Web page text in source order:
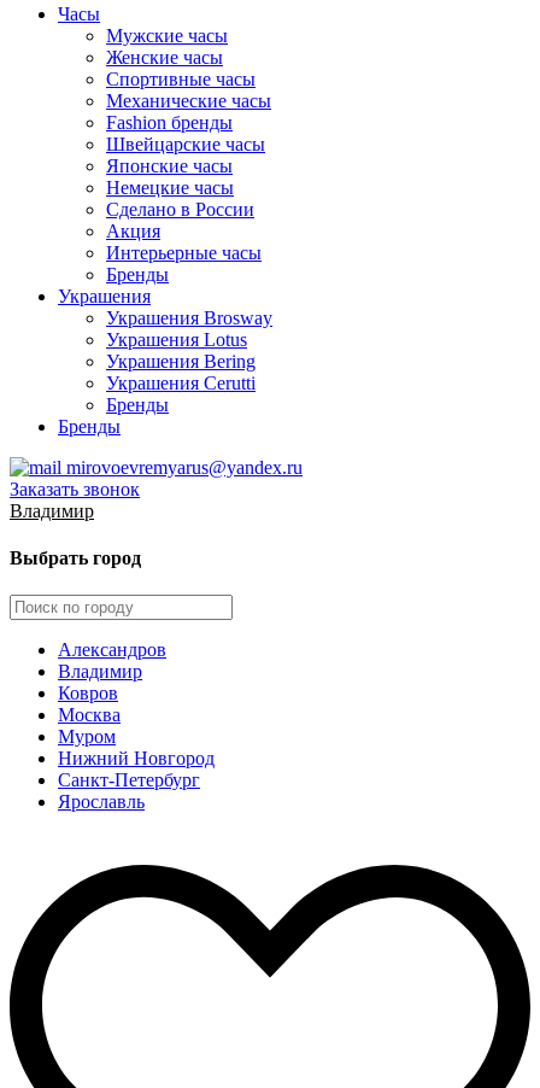
Часы
Мужские часы
Женские часы
Спортивные часы
Механические часы
Fashion бренды
Швейцарские часы
Японские часы
Немецкие часы
Сделано в России
Акция
Интерьерные часы
Бренды
Украшения
Украшения Brosway
Украшения Lotus
Украшения Bering
Украшения Cerutti
Бренды
Бренды
mirovoevremyarus@yandex.ru
Заказать звонок
Владимир
Выбрать город
Александров
Владимир
Ковров
Москва
Муром
Нижний Новгород
Санкт-Петербург
Ярославль